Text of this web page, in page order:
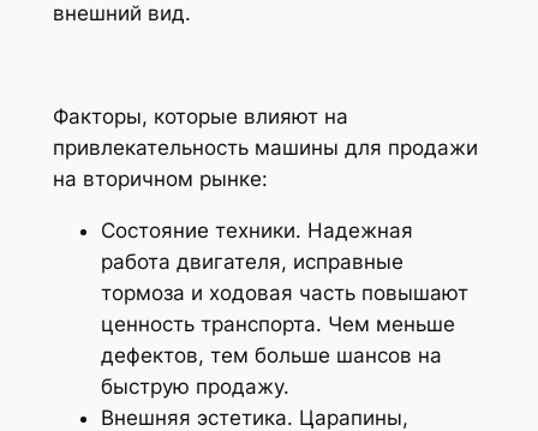
внешний вид.
Факторы, которые влияют на
привлекательность машины для продажи
на вторичном рынке:
Состояние техники. Надежная
работа двигателя, исправные
тормоза и ходовая часть повышают
ценность транспорта. Чем меньше
дефектов, тем больше шансов на
быструю продажу.
Внешняя эстетика. Царапины,